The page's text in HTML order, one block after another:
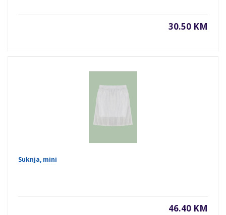
30.50 KM
Suknja, mini
46.40 KM